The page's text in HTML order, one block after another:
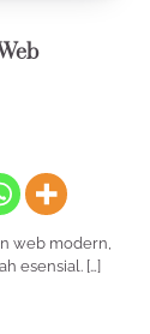
web modern,
esensial. […]